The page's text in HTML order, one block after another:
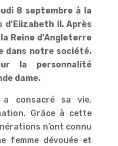
8 septembre à la
d’Elizabeth II. Après
Reine d’Angleterre
dans notre société.
la personnalité
dame.
a consacré sa vie,
Grâce à cette
n’ont connu
femme dévouée et